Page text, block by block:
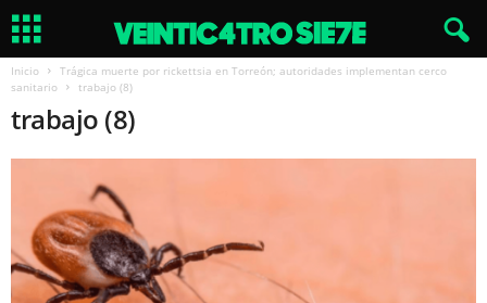
Inicio
Trágica muerte por rickettsia en Torreón; autoridades implementan cerco
sanitario
trabajo (8)
trabajo (8)